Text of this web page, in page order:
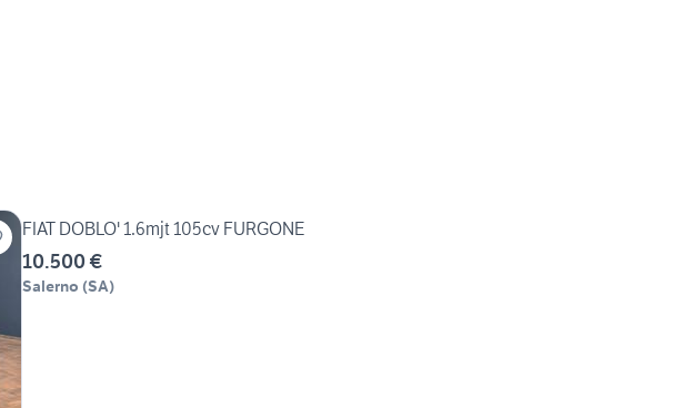
FIAT DOBLO' 1.6mjt 105cv FURGONE
10.500 €
Salerno (SA)